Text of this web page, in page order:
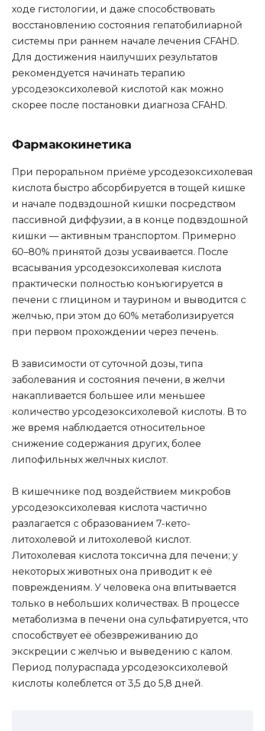
ходе гистологии, и даже способствовать
восстановлению состояния гепатобилиарной
системы при раннем начале лечения CFAHD.
Для достижения наилучших результатов
рекомендуется начинать терапию
урсодезоксихолевой кислотой как можно
скорее после постановки диагноза CFAHD.
Фармакокинетика
При пероральном приёме урсодезоксихолевая
кислота быстро абсорбируется в тощей кишке
и начале подвздошной кишки посредством
пассивной диффузии, а в конце подвздошной
кишки — активным транспортом. Примерно
60–80% принятой дозы усваивается. После
всасывания урсодезоксихолевая кислота
практически полностью конъюгируется в
печени с глицином и таурином и выводится с
желчью, при этом до 60% метаболизируется
при первом прохождении через печень.
В зависимости от суточной дозы, типа
заболевания и состояния печени, в желчи
накапливается большее или меньшее
количество урсодезоксихолевой кислоты. В то
же время наблюдается относительное
снижение содержания других, более
липофильных желчных кислот.
В кишечнике под воздействием микробов
урсодезоксихолевая кислота частично
разлагается с образованием 7-кето-
литохолевой и литохолевой кислот.
Литохолевая кислота токсична для печени; у
некоторых животных она приводит к её
повреждениям. У человека она впитывается
только в небольших количествах. В процессе
метаболизма в печени она сульфатируется, что
способствует её обезвреживанию до
экскреции с желчью и выведению с калом.
Период полураспада урсодезоксихолевой
кислоты колеблется от 3,5 до 5,8 дней.